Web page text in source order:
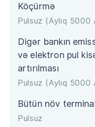
Köçürmə
Pulsuz (Aylıq
Digər bankın
və elektron pul
artırılması
Pulsuz (Aylıq
Bütün növ
Pulsuz